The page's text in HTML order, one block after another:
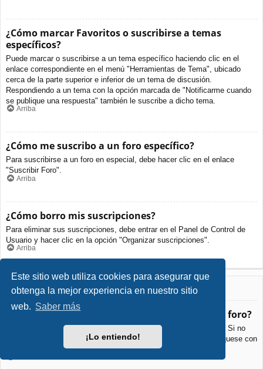
Este sitio web utiliza cookies para asegurar que
obtenga la mejor experiencia en nuestro sitio
web. Saber más
¡Lo entiendo!
¿Cómo marcar Favoritos o suscribirse a temas
específicos?
Puede marcar o suscribirse a un tema específico haciendo clic en el
enlace correspondiente en el menú "Herramientas de Tema", ubicado
cerca de la parte superior e inferior de un tema de discusión.
Respondiendo a un tema con la opción marcada de "Notificarme cuando
se publique una respuesta" también le suscribe a dicho tema.
Arriba
¿Cómo me suscribo a un foro específico?
Para suscribirse a un foro en especial, debe hacer clic en el enlace
"Suscribir Foro".
Arriba
¿Cómo borro mis suscripciones?
Para eliminar sus suscripciones, debe entrar en el Panel de Control de
Usuario y hacer clic en la opción "Organizar suscripciones".
Arriba
Archivos Adjuntos
¿Qué archivos adjuntos son permitidos en este foro?
Cada foro puede permitir o no ciertos tipos de archivos adjuntos. Si no
está seguro de que tipos de archivos se pueden cargar, comuníquese con
La Administración para obtener más información.